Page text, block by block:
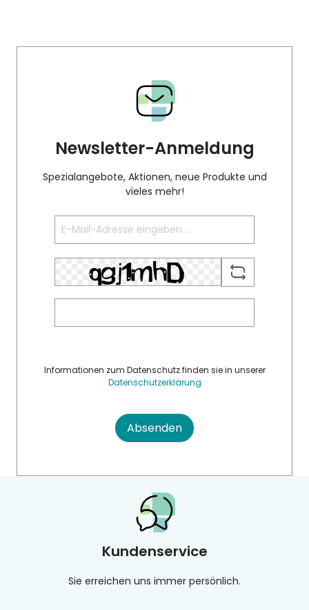
Newsletter-Anmeldung
Spezialangebote, Aktionen, neue Produkte und
vieles mehr!
Informationen zum Datenschutz finden sie in unserer
Datenschutzerklärung
Absenden
Kundenservice
Sie erreichen uns immer persönlich.